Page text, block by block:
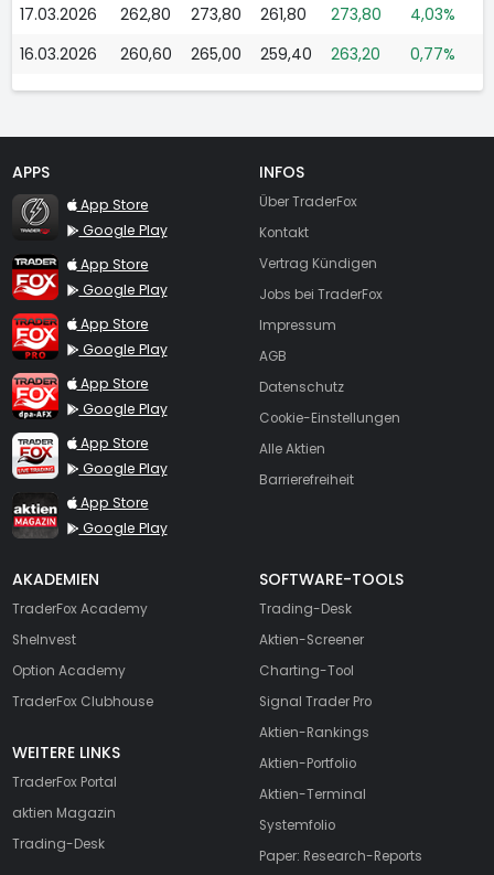
17.03.2026
262,80 273,80 261,80 273,80
4,03%
16.03.2026
260,60 265,00 259,40 263,20 0,77%
APPS
TraderFox Flash
App Store
Google Play
TraderFox App
App Store
Google Play
TraderFox Pro
App Store
Google Play
TraderFox dpa-AFX ProFeed
App Store
Google Play
TraderFox Live Trading
App Store
Google Play
TraderFox aktien Magazin
App Store
Google Play
INFOS
Über TraderFox
Kontakt
Vertrag Kündigen
Jobs bei TraderFox
Impressum
AGB
Datenschutz
Cookie-Einstellungen
Alle Aktien
Barrierefreiheit
AKADEMIEN
TraderFox Academy
SheInvest
Option Academy
TraderFox Clubhouse
WEITERE LINKS
TraderFox Portal
aktien Magazin
Trading-Desk
SOFTWARE-TOOLS
Trading-Desk
Aktien-Screener
Charting-Tool
Signal Trader Pro
Aktien-Rankings
Aktien-Portfolio
Aktien-Terminal
Systemfolio
Paper: Research-Reports